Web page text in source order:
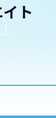
ト